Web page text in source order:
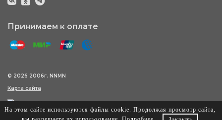
Принимаем к оплате
© 2026 2006г. NNMN
Карта сайта
На этом сайте используются файлы cookie. Продолжая просмотр сайта,